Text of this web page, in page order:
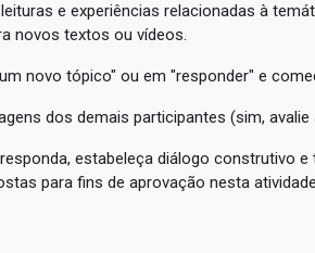
e experiências relacionadas à
novos textos ou vídeos.
novo tópico" ou em "responder" e
dos demais participantes (sim,
estabeleça diálogo construtivo
para fins de aprovação nesta